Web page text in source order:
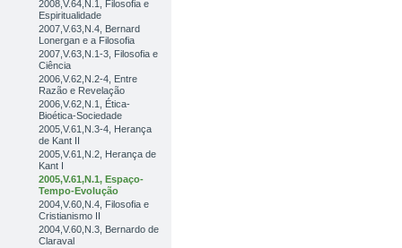
2008,V.64,N.1, Filosofia e
Espiritualidade
2007,V.63,N.4, Bernard
Lonergan e a Filosofia
2007,V.63,N.1-3, Filosofia e
Ciência
2006,V.62,N.2-4, Entre
Razão e Revelação
2006,V.62,N.1, Ética-
Bioética-Sociedade
2005,V.61,N.3-4, Herança
de Kant II
2005,V.61,N.2, Herança de
Kant I
2005,V.61,N.1, Espaço-
Tempo-Evolução
2004,V.60,N.4, Filosofia e
Cristianismo II
2004,V.60,N.3, Bernardo de
Claraval